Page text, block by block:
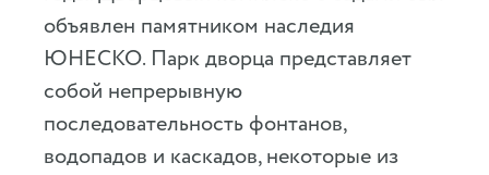
объявлен памятником наследия
ЮНЕСКО. Парк дворца представляет
собой непрерывную
последовательность фонтанов,
водопадов и каскадов, некоторые из